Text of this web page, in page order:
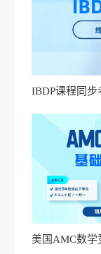
IBDP课程同
美国AMC数学